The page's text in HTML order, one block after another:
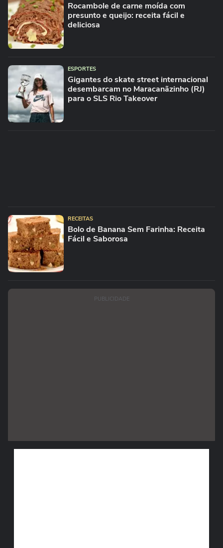
Rocambole de carne moída com
presunto e queijo: receita fácil e
deliciosa
ESPORTES
Gigantes do skate street internacional
desembarcam no Maracanãzinho (RJ)
para o SLS Rio Takeover
RECEITAS
Bolo de Banana Sem Farinha: Receita
Fácil e Saborosa
PUBLICIDADE